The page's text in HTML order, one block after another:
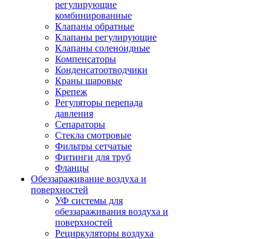
регулирующие
комбинированные
Клапаны обратные
Клапаны регулирующие
Клапаны соленоидные
Компенсаторы
Конденсатоотводчики
Краны шаровые
Крепеж
Регуляторы перепада
давления
Сепараторы
Стекла смотровые
Фильтры сетчатые
Фитинги для труб
Фланцы
Обеззараживание воздуха и
поверхностей
УФ системы для
обеззараживания воздуха и
поверхностей
Рециркуляторы воздуха